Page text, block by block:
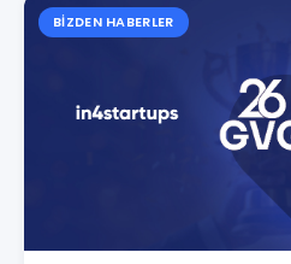
BIZDEN HABERLER